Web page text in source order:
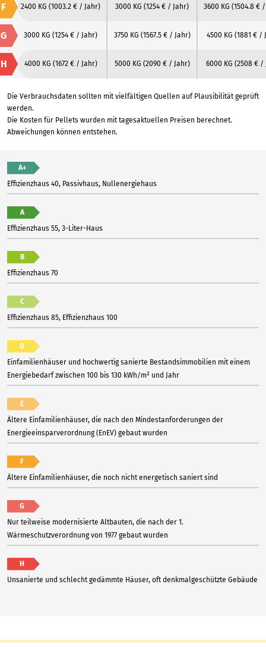
F 2400 KG (1003.2 € / Jahr) 3000 KG (1254 € / Jahr) 3600 KG (1504.8 €
G 3000 KG (1254 € / Jahr) 3750 KG (1567.5 € / Jahr) 4500 KG (1881 € /
H 4000 KG (1672 € / Jahr) 5000 KG (2090 € / Jahr) 6000 KG (2508 € /
Die Verbrauchsdaten sollten mit vielfältigen Quellen auf Plausibilität geprüft
werden.
Die Kosten für Pellets wurden mit tagesaktuellen Preisen berechnet.
Abweichungen können entstehen.
A+
Effizienzhaus 40, Passivhaus, Nullenergiehaus
A
Effizienzhaus 55, 3-Liter-Haus
B
Effizienzhaus 70
C
Effizienzhaus 85, Effizienzhaus 100
D
Einfamilienhäuser und hochwertig sanierte Bestandsimmobilien mit einem
Energiebedarf zwischen 100 bis 130 kWh/m² und Jahr
E
Ältere Einfamilienhäuser, die nach den Mindestanforderungen der
Energieeinsparverordnung (EnEV) gebaut wurden
F
Ältere Einfamilienhäuser, die noch nicht energetisch saniert sind
G
Nur teilweise modernisierte Altbauten, die nach der 1.
Wärmeschutzverordnung von 1977 gebaut wurden
H
Unsanierte und schlecht gedämmte Häuser, oft denkmalgeschützte Gebäude